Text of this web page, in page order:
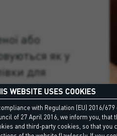
або
як у
для
так і у вигляді
яка за
WEBSITE USES COOKIES
with Regulation (EU) 2016/
of 27 April 2016, we inform you,
and third-party cookies, so that you